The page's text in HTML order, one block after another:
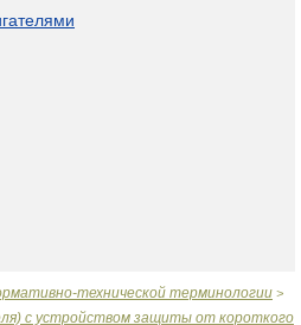
технической терминологии >
с устройством защиты от короткого